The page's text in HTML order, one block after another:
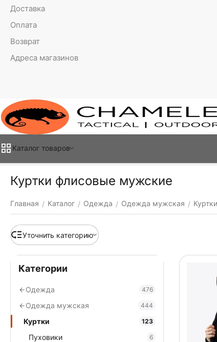
Доставка
Оплата
Возврат
Адреса магазинов
Каталог товаров
Куртки флисовые мужские
Главная / Каталог / Одежда / Одежда мужская / Куртки
Уточнить категорию
Категории
Одежда 476
Одежда мужская 444
Куртки 123
Пуховики 6